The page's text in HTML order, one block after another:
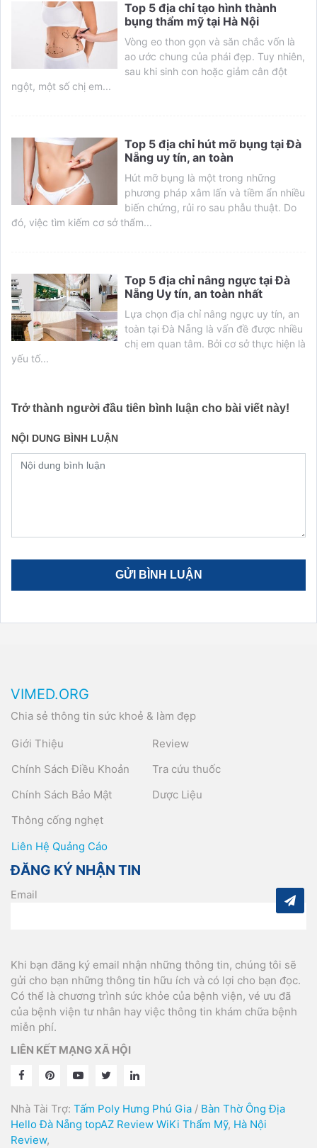
Top 5 địa chỉ tạo hình thành
bụng thẩm mỹ tại Hà Nội
Vòng eo thon gọn và săn chắc vốn là
ao ước chung của phái đẹp. Tuy nhiên,
sau khi sinh con hoặc giảm cân đột
ngột, một số chị em...
Top 5 địa chỉ hút mỡ bụng tại Đà
Nẵng uy tín, an toàn
Hút mỡ bụng là một trong những
phương pháp xâm lấn và tiềm ẩn nhiều
biến chứng, rủi ro sau phẫu thuật. Do
đó, việc tìm kiếm cơ sở thẩm...
Top 5 địa chỉ nâng ngực tại Đà
Nẵng Uy tín, an toàn nhất
Lựa chọn địa chỉ nâng ngực uy tín, an
toàn tại Đà Nẵng là vấn đề được nhiều
chị em quan tâm. Bởi cơ sở thực hiện là
yếu tố...
Trở thành người đầu tiên bình luận cho bài viết này!
NỘI DUNG BÌNH LUẬN
VIMED.ORG
Chia sẻ thông tin sức khoẻ & làm đẹp
Giới Thiệu
Chính Sách Điều Khoản
Chính Sách Bảo Mật
Thông cống nghẹt
Review
Tra cứu thuốc
Dược Liệu
Liên Hệ Quảng Cáo
ĐĂNG KÝ NHẬN TIN
Email
Khi bạn đăng ký email nhận những thông tin, chúng tôi sẽ
gửi cho bạn những thông tin hữu ích và có lợi cho bạn đọc.
Có thể là chương trình sức khỏe của bệnh viện, vé ưu đã
của bệnh viện tư nhân hay việc thông tin khám chữa bệnh
miễn phí.
LIÊN KẾT MẠNG XÃ HỘI
Nhà Tài Trợ: Tấm Poly Hưng Phú Gia / Bàn Thờ Ông Địa
Hello Đà Nẵng topAZ Review WiKi Thẩm Mỹ, Hà Nội
Review,